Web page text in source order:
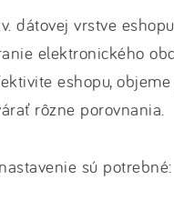
dátovej vrstve
elektronického
eshopu,
rôzne porovnania.
sú potrebné: